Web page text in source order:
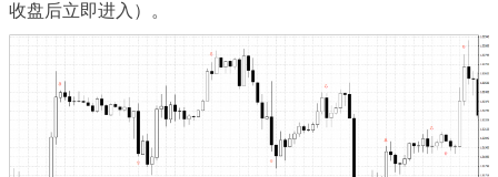
收盘后立即进入）。